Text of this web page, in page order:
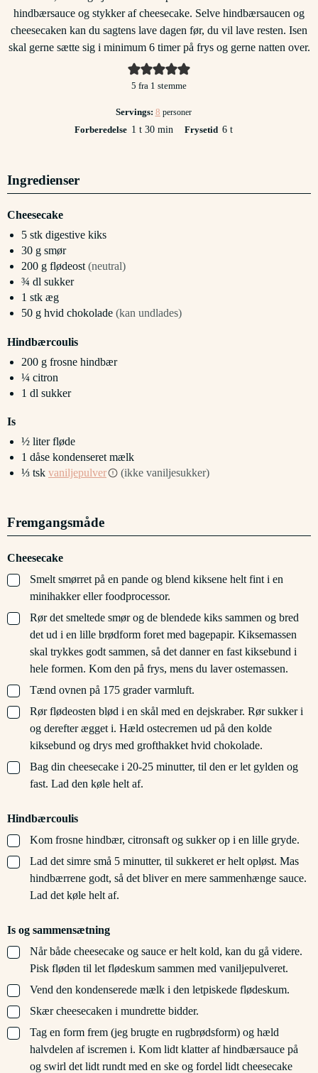
hindbærsauce og stykker af cheesecake. Selve hindbærsaucen og
cheesecaken kan du sagtens lave dagen før, du vil lave resten. Isen
skal gerne sætte sig i minimum 6 timer på frys og gerne natten over.
5 fra 1 stemme
Servings: 8 personer
Forberedelse 1 time
t 30minutter
min Frysetid 6timer
t
Ingredienser
Cheesecake
5 stk digestive kiks
30 g smør
200 g flødeost (neutral)
¾ dl sukker
1 stk æg
50 g hvid chokolade (kan undlades)
Hindbærcoulis
200 g frosne hindbær
¼ citron
1 dl sukker
Is
½ liter fløde
1 dåse kondenseret mælk
⅓ tsk vaniljepulver (ikke vaniljesukker)
Fremgangsmåde
Cheesecake
▢
Smelt smørret på en pande og blend kiksene helt fint i en
minihakker eller foodprocessor.
▢
Rør det smeltede smør og de blendede kiks sammen og bred
det ud i en lille brødform foret med bagepapir. Kiksemassen
skal trykkes godt sammen, så det danner en fast kiksebund i
hele formen. Kom den på frys, mens du laver ostemassen.
▢
Tænd ovnen på 175 grader varmluft.
▢
Rør flødeosten blød i en skål med en dejskraber. Rør sukker i
og derefter ægget i. Hæld ostecremen ud på den kolde
kiksebund og drys med grofthakket hvid chokolade.
▢
Bag din cheesecake i 20-25 minutter, til den er let gylden og
fast. Lad den køle helt af.
Hindbærcoulis
▢
Kom frosne hindbær, citronsaft og sukker op i en lille gryde.
▢
Lad det simre små 5 minutter, til sukkeret er helt opløst. Mas
hindbærrene godt, så det bliver en mere sammenhænge sauce.
Lad det køle helt af.
Is og sammensætning
▢
Når både cheesecake og sauce er helt kold, kan du gå videre.
Pisk fløden til let flødeskum sammen med vaniljepulveret.
▢
Vend den kondenserede mælk i den letpiskede flødeskum.
▢
Skær cheesecaken i mundrette bidder.
▢
Tag en form frem (jeg brugte en rugbrødsform) og hæld
halvdelen af iscremen i. Kom lidt klatter af hindbærsauce på
og swirl det lidt rundt med en ske og fordel lidt cheesecake